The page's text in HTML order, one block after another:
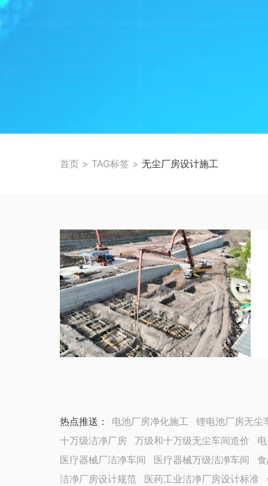
首页 > TAG标签 > 无尘厂房设计施工
热点推送： 电池厂房净化施工
锂电池厂房无尘
十万级洁净厂房
万级和十万级无尘车间造价
医疗器械厂洁净车间
医疗器械万级洁净车间
洁净厂房设计规范
医药工业洁净厂房设计标准